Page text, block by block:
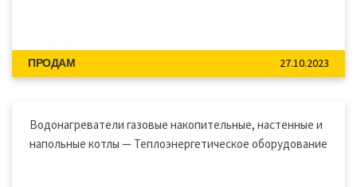
ПРОДАМ 27.10.2023
Водонагреватели газовые накопительные, настенные и
напольные котлы — Теплоэнергетическое оборудование